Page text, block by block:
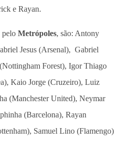
e Rayan.
pelo Metrópoles, são: Antony
Jesus (Arsenal), Gabriel
Forest), Igor Thiago
Kaio Jorge (Cruzeiro), Luiz
(Manchester United), Neymar
(Barcelona), Rayan
Samuel Lino (Flamengo)